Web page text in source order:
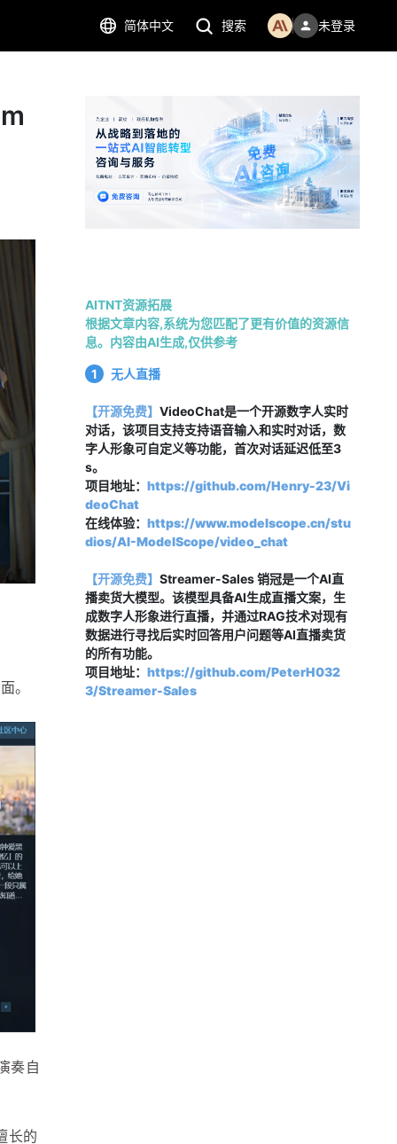
简体中文 搜索 未登录
。
奏自
长的
AITNT资源拓展
根据文章内容,系统为您匹配了更有价值的资源信
息。内容由AI生成,仅供参考
1 无人直播
【开源免费】 VideoChat是一个开源数字人实时
对话，该项目支持支持语音输入和实时对话，数
字人形象可自定义等功能， 首次对话延迟低至3
s。
项目地址： https://github.com/Henry-23/Vi
deoChat
在线体验： https://www.modelscope.cn/stu
dios/AI-ModelScope/video_chat
【开源免费】 Streamer-Sales 销冠是一个AI直
播卖货大模型。该模型具备AI生成直播文案，生
成数字人形象进行直播，并通过RAG技术对现有
数据进行寻找后实时回答用户问题等AI直播卖货
的所有功能。
项目地址： https://github.com/PeterH032
3/Streamer-Sales